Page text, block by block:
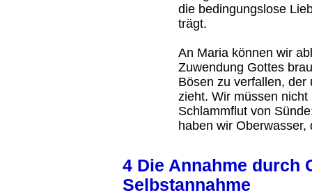
die bedingungslose
trägt.
An Maria können wir
Zuwendung Gottes
Bösen zu verfallen, der
zieht. Wir müssen
Schlammflut von
haben wir Oberwasser,
4 Die Annahme durch
Selbstannahme